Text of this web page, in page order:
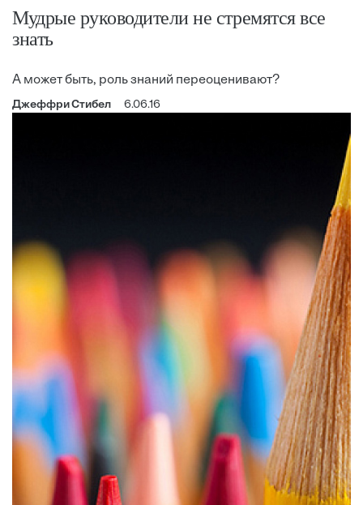
Мудрые руководители не стремятся все
знать
А может быть, роль знаний переоценивают?
Джеффри Стибел 6.06.16